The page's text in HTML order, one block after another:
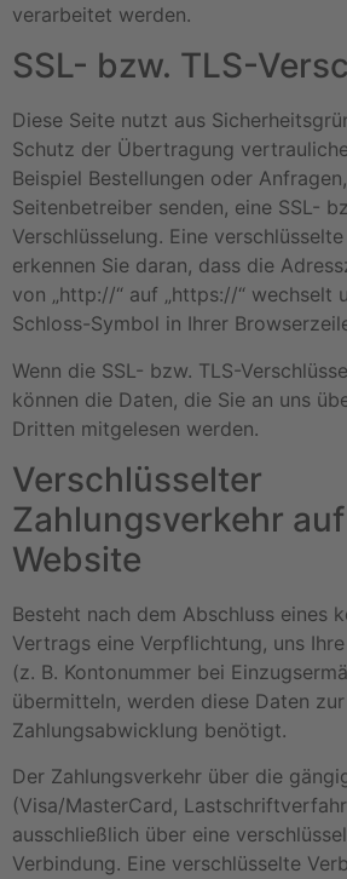
verarbeitet werden.
SSL- bzw. TLS-
Diese Seite nutzt aus
Schutz der Übertragung
Beispiel Bestellungen oder
Seitenbetreiber senden, eine SSL-
Verschlüsselung. Eine
erkennen Sie daran, dass die
von „http://“ auf „https://“ wechselt
Schloss-Symbol in Ihrer
Wenn die SSL- bzw. TLS-
können die Daten, die Sie an uns
Dritten mitgelesen werden.
Verschlüsselter
Zahlungsverkehr
Website
Besteht nach dem Abschluss eines
Vertrags eine Verpflichtung, uns
(z. B. Kontonummer bei
übermitteln, werden diese Daten zur
Zahlungsabwicklung benötigt.
Der Zahlungsverkehr über die
(Visa/MasterCard,
ausschließlich über eine
Verbindung. Eine verschlüsselte